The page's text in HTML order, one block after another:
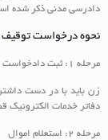
دادرسی مدنی ذکر شده
نحوه درخواست توقیف
مرحله ۱: ثبت دادخواست
زن باید با در دست
دفاتر خدمات الکترونیک
مرحله 2: استعلام اموال